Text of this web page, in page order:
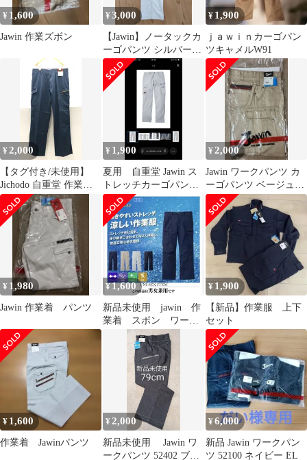
¥ 1,600
Jawin 作業ズボン
¥3,000
【Jawin】ノータックカ
ーゴパンツ シルバー
82cm [春夏]
¥ 1,900
ｊａｗｉｎカーゴパン
ツキャメルW91
¥2,000
【タグ付き/未使用】
Jichodo 自重堂 作業服
パンツ 88 ネイビー
Jawin 発熱加工
SGAW26-2005
¥ 1,900
夏用 自重堂 Jawin ス
トレッチカーゴパンツ
サイズ88
¥2,000
Jawin ワークパンツ カ
ーゴパンツ ベージュ
82 1枚
¥ 1,980
Jawin 作業着 パンツ
¥1,600
新品未使用 jawin 作
業着 スボン ワーク
¥ 1,900
【新品】作業服 上下
セット
¥ 1,600
作業着 Jawinパンツ
¥ 2,000
新品未使用 Jawin ワ
ークパンツ 52402 ブラ
¥6,000
新品 Jawin ワークパン
ツ 52100 ネイビー EL